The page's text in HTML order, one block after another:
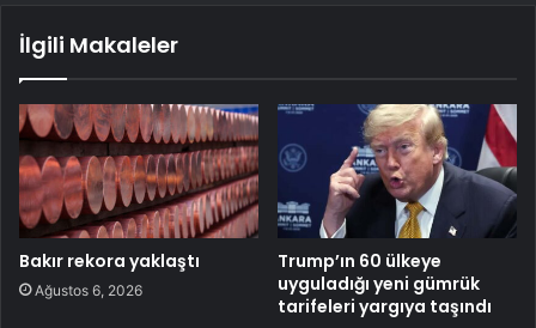
İlgili Makaleler
Bakır rekora yaklaştı
Ağustos 6, 2026
Trump’ın 60 ülkeye
uyguladığı yeni gümrük
tarifeleri yargıya taşındı